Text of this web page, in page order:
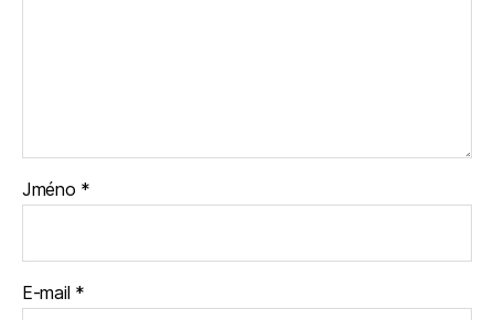
Jméno *
E-mail *